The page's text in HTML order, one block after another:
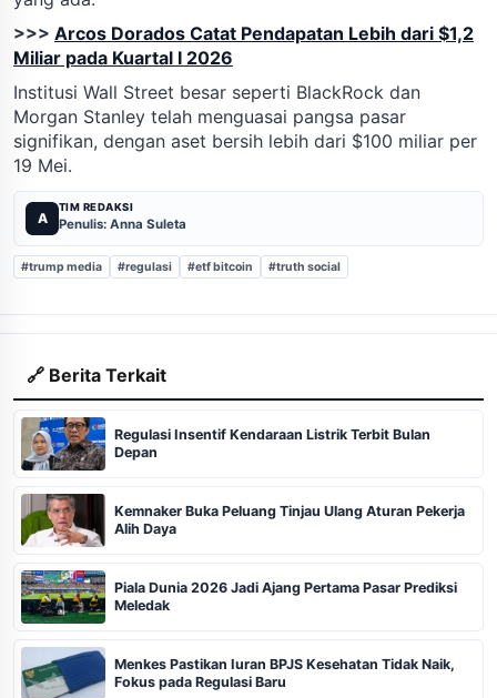
>>> Arcos Dorados Catat Pendapatan Lebih dari $1,2
Miliar pada Kuartal I 2026
Institusi Wall Street besar seperti BlackRock dan
Morgan Stanley telah menguasai pangsa pasar
signifikan, dengan aset bersih lebih dari $100 miliar per
19 Mei.
A
TIM REDAKSI
Penulis: Anna Suleta
#trump media #regulasi #etf bitcoin #truth social
🔗 Berita Terkait
Regulasi Insentif Kendaraan Listrik Terbit Bulan
Depan
Kemnaker Buka Peluang Tinjau Ulang Aturan Pekerja
Alih Daya
Piala Dunia 2026 Jadi Ajang Pertama Pasar Prediksi
Meledak
Menkes Pastikan Iuran BPJS Kesehatan Tidak Naik,
Fokus pada Regulasi Baru